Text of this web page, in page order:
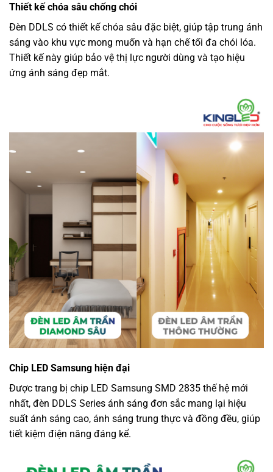
Thiết kế chóa sâu chống chói
Đèn DDLS có thiết kế chóa sâu đặc biệt, giúp tập trung ánh
sáng vào khu vực mong muốn và hạn chế tối đa chói lóa.
Thiết kế này giúp bảo vệ thị lực người dùng và tạo hiệu
ứng ánh sáng đẹp mắt.
Chip LED Samsung hiện đại
Được trang bị chip LED Samsung SMD 2835 thế hệ mới
nhất, đèn DDLS Series ánh sáng đơn sắc mang lại hiệu
suất ánh sáng cao, ánh sáng trung thực và đồng đều, giúp
tiết kiệm điện năng đáng kể.